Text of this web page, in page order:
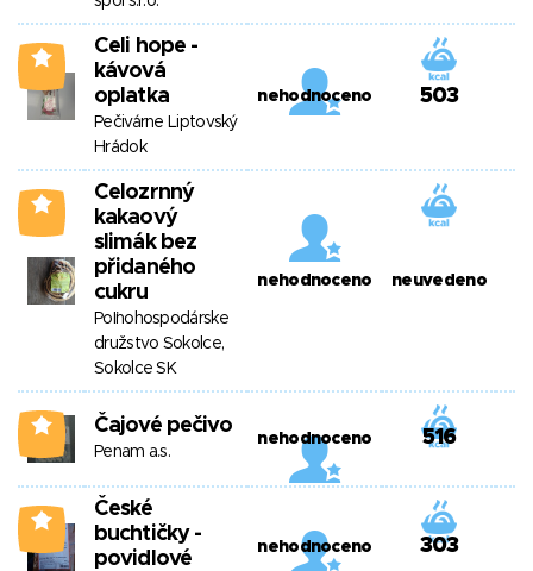
0
Celi hope -
kávová
oplatka
Pečivárne Liptovský
Hrádok
nehodnoceno 503
0
Celozrnný
kakaový
slimák bez
přidaného
cukru
Poľnohospodárske
družstvo Sokolce,
Sokolce SK
nehodnoceno neuvedeno
0 Čajové pečivo
Penam a.s.
nehodnoceno 516
0
České
buchtičky -
povidlové
nehodnoceno 303